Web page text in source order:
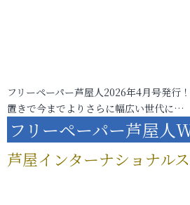
フリーペーパー芦屋人2026年4月号発行
置きで今までよりさらに幅広い世代に…
フリーペーパー芦屋人
芦屋インターナショナル